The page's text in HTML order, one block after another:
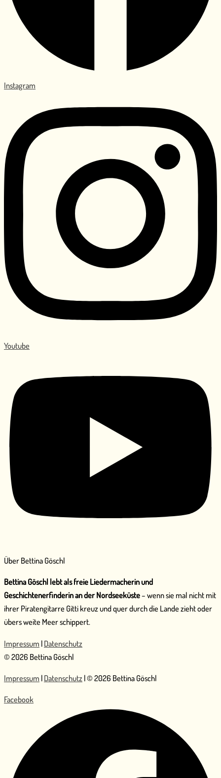
Instagram
Youtube
Über Bettina Göschl
Bettina Göschl lebt als freie Liedermacherin und
Geschichtenerfinderin an der Nordseeküste– wenn sie mal nicht mit
ihrer Piratengitarre Gitti kreuz und quer durch die Lande zieht oder
übers weite Meer schippert.
Impressum |Datenschutz
© 2026 Bettina Göschl
Impressum |Datenschutz | © 2026 Bettina Göschl
Facebook